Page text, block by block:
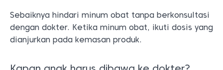
Sebaiknya hindari minum obat tanpa berkonsultasi
dengan dokter. Ketika minum obat, ikuti dosis yang
dianjurkan pada kemasan produk.